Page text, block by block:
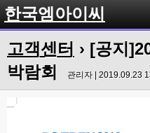
한국엠아이씨
고객센터 › [공지
박람회
관리자 | 2019.09.23